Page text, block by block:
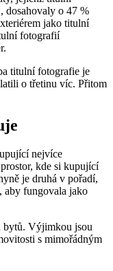
dosahovaly o 47 %
jako titulní
fotografií
titulní fotografie je
o třetinu víc. Přitom
nejvíce
kde si kupující
je druhá v pořadí,
aby fungovala jako
bytů. Výjimkou jsou
s mimořádným